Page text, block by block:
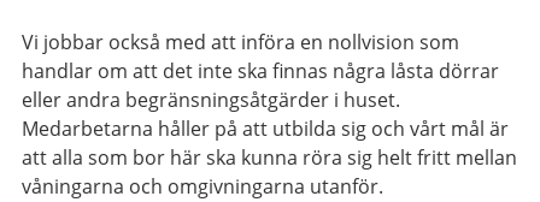
Vi jobbar också med att införa en nollvision som
handlar om att det inte ska finnas några låsta dörrar
eller andra begränsningsåtgärder i huset.
Medarbetarna håller på att utbilda sig och vårt mål är
att alla som bor här ska kunna röra sig helt fritt mellan
våningarna och omgivningarna utanför.